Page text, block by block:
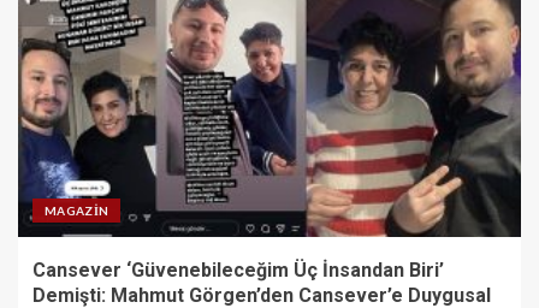
MAGAZIN
Cansever ‘Güvenebileceğim Üç İnsandan Biri’
Demişti: Mahmut Görgen’den Cansever’e Duygusal